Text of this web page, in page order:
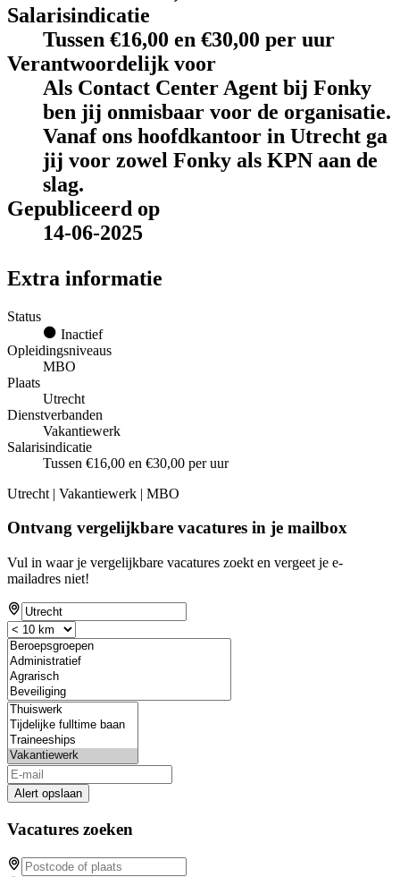
Salarisindicatie
Tussen €16,00 en €30,00 per uur
Verantwoordelijk voor
Als Contact Center Agent bij Fonky
ben jij onmisbaar voor de organisatie.
Vanaf ons hoofdkantoor in Utrecht ga
jij voor zowel Fonky als KPN aan de
slag.
Gepubliceerd op
14-06-2025
Extra informatie
Status
Inactief
Opleidingsniveaus
MBO
Plaats
Utrecht
Dienstverbanden
Vakantiewerk
Salarisindicatie
Tussen €16,00 en €30,00 per uur
Utrecht | Vakantiewerk | MBO
Ontvang vergelijkbare vacatures in je mailbox
Vul in waar je vergelijkbare vacatures zoekt en vergeet je e-
mailadres niet!
Alert opslaan
Vacatures zoeken